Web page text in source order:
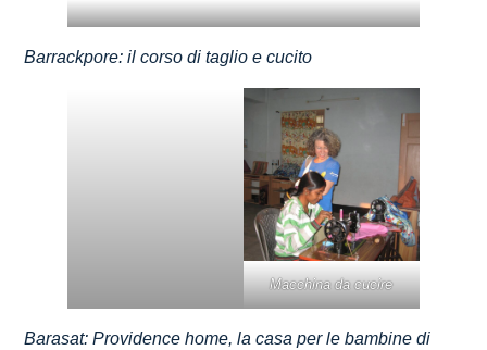
Barrackpore: il corso di taglio e cucito
Macchina da cucire
Barasat: Providence home, la casa per le bambine di